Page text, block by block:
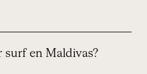
surf en Maldivas?